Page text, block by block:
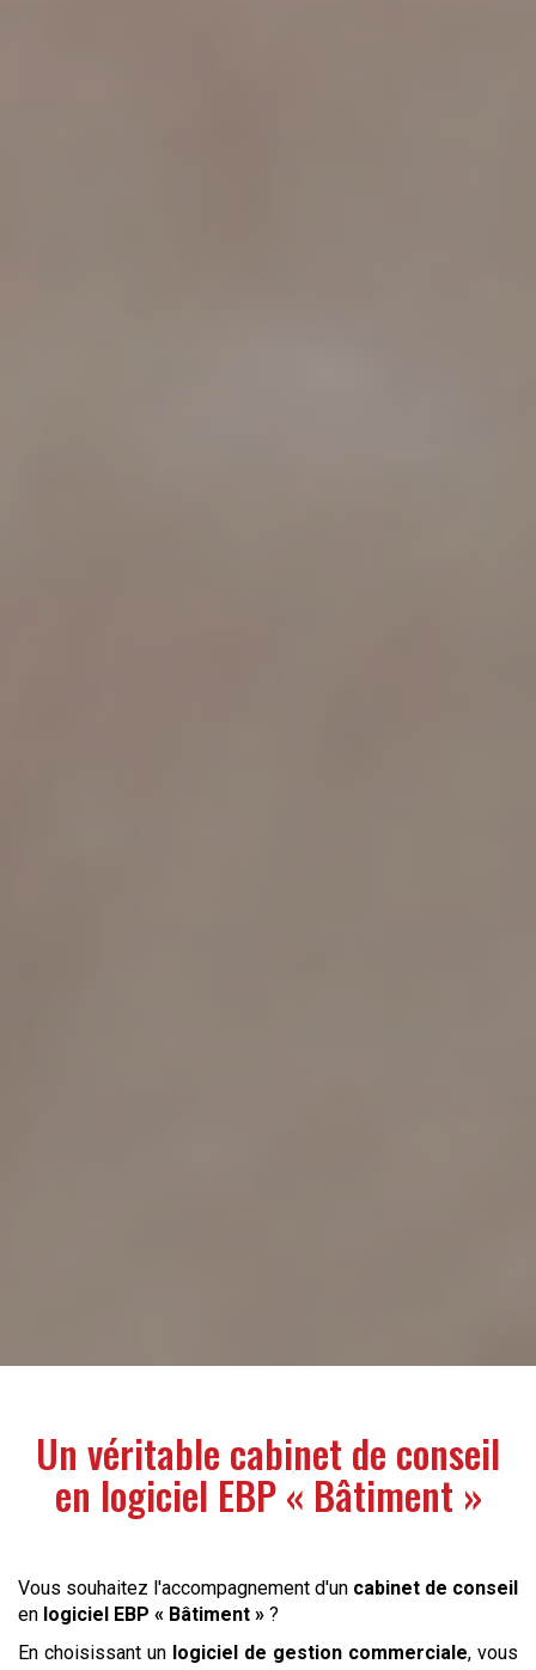
Un véritable cabinet de conseil
en logiciel EBP « Bâtiment »
Vous souhaitez l'accompagnement d'un cabinet de conseil
en logiciel EBP « Bâtiment » ?
En choisissant un logiciel de gestion commerciale, vous